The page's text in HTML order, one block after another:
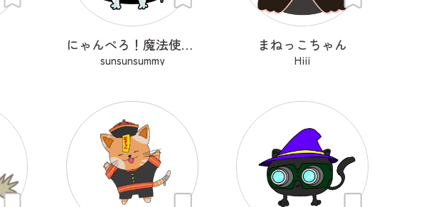
にゃんぺろ！魔法使いっ
sunsunsummy
まねっこちゃん
Hiii